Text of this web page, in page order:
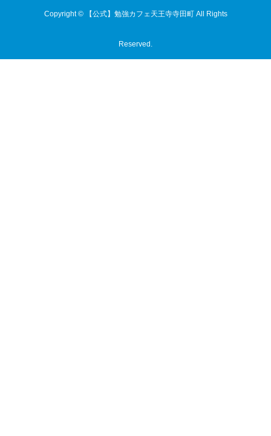
Copyright © 【公式】勉強カフェ天王寺寺田町 All Rights
Reserved.